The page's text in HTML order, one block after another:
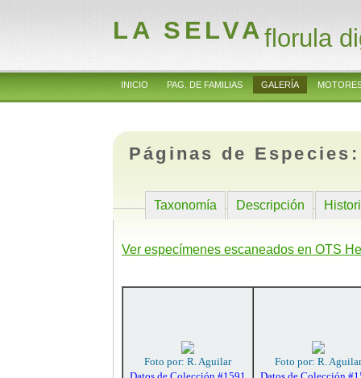
LA SELVAflorula
INICIO PAG. DE FAMILIAS GALERÍA
Páginas de
Taxonomía Descripción
Ver especímenes escaneados en OTS
Foto por: R. Aguilar
Foto por: R. Aguilar